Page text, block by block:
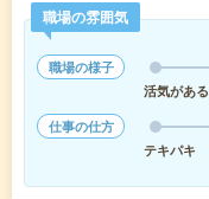
職場の雰囲気
職場の様子
活気がある
仕事の仕方
テキパキ